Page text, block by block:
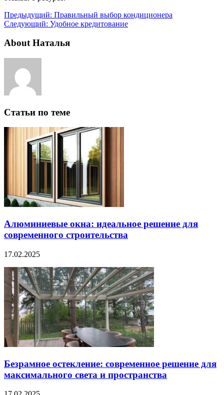
Предыдущий: Правильный выбор кондиционера
Следующий: Удобное кредитование
About Наталья
Статьи по теме
Алюминиевые окна: идеальное решение для
современного строительства
17.02.2025
Безрамное остекление: современное решение для
максимального света и пространства